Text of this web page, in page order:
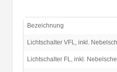
Bezeichnung
Lichtschalter VFL, inkl.
Lichtschalter FL, inkl.